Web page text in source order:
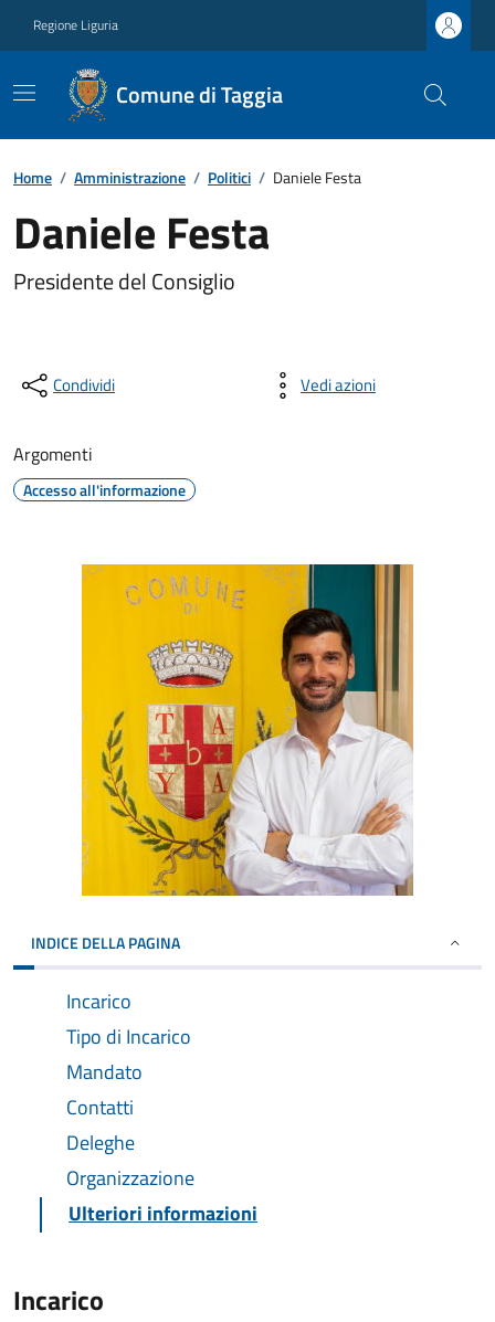
Regione Liguria
Comune di Taggia
Home / Amministrazione / Politici / Daniele Festa
Daniele Festa
Presidente del Consiglio
Condividi Vedi azioni
Argomenti
Accesso all'informazione
INDICE DELLA PAGINA
Incarico
Tipo di Incarico
Mandato
Contatti
Deleghe
Organizzazione
Ulteriori informazioni
Incarico